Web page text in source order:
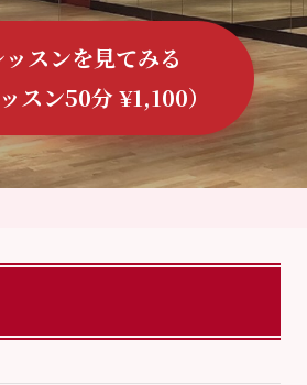
スンを見てみる
スン50分 ¥1,100）